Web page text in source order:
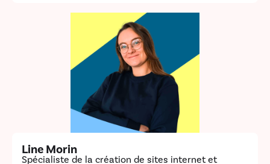
Line Morin
Spécialiste de la création de sites internet et